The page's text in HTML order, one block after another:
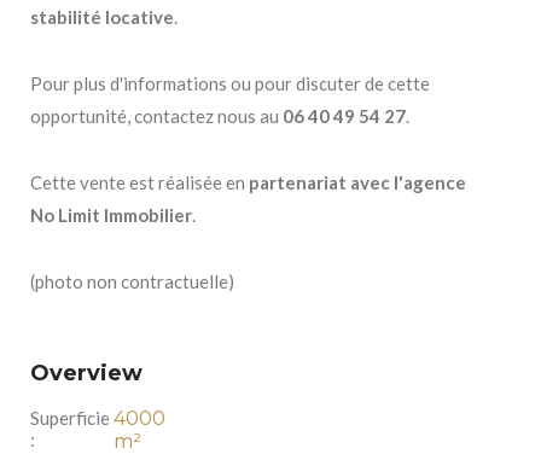
stabilité locative.
Pour plus d'informations ou pour discuter de cette
opportunité, contactez nous au 06 40 49 54 27.
Cette vente est réalisée en partenariat avec l'agence
No Limit Immobilier.
(photo non contractuelle)
Overview
Superficie
:
4000
m²